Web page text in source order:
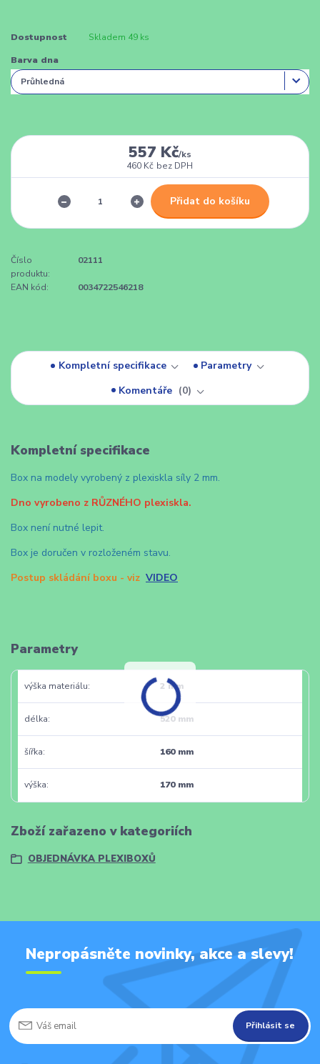
Dostupnost Skladem 49 ks
Barva dna
557 Kč/ks
460 Kč bez DPH
Přidat do košíku
Číslo
produktu:
02111
EAN kód: 0034722546218
Kompletní specifikace
Parametry
Komentáře
0
Kompletní specifikace
Box na modely vyrobený z plexiskla síly 2 mm.
Dno vyrobeno z RŮZNÉHO plexiskla.
Box není nutné lepit.
Box je doručen v rozloženém stavu.
Postup skládání boxu - viz VIDEO.
Parametry
výška materiálu 2 mm
délka 520 mm
šířka 160 mm
výška 170 mm
Zboží zařazeno v kategoriích
OBJEDNÁVKA PLEXIBOXŮ
Nepropásněte novinky, akce a slevy!
Přihlásit se